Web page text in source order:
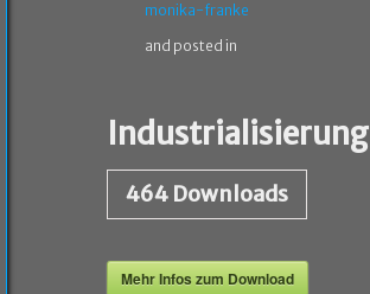
monika-franke
and posted in
Industrialisierung
464 Downloads
Mehr Infos zum Download